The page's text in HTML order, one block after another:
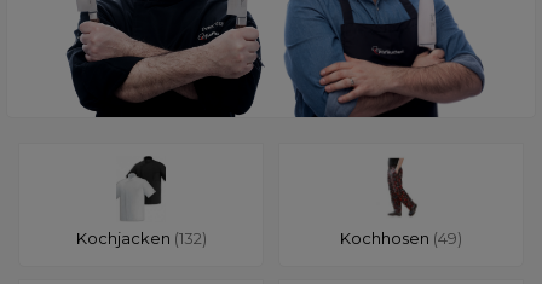
Kochjacken (132) Kochhosen (49)